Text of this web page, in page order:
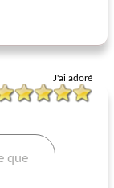
J'ai adoré